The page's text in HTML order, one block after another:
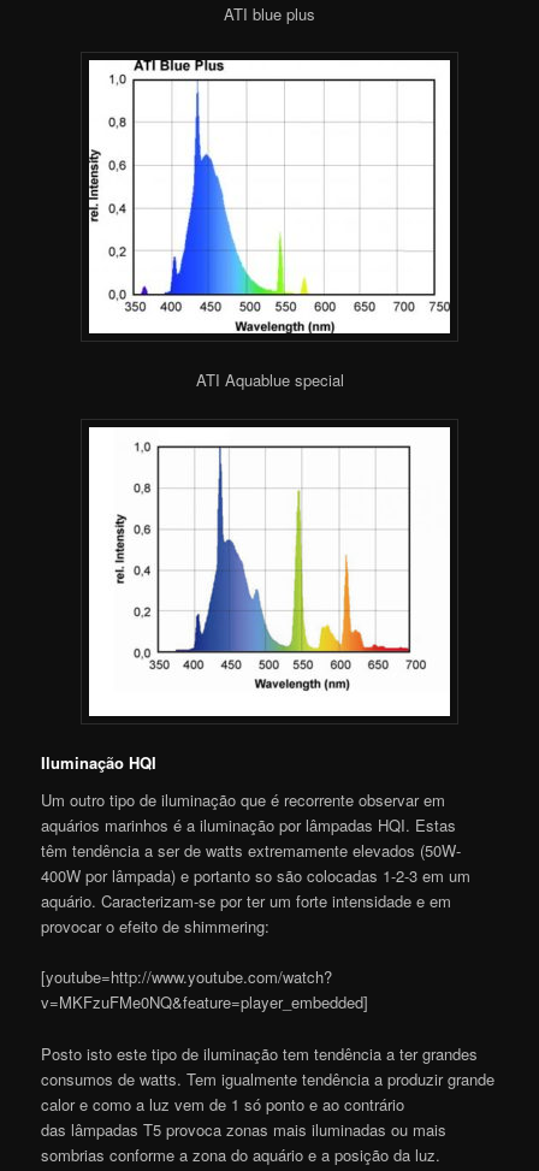
ATI blue plus
ATI Aquablue special
Iluminação HQI
Um outro tipo de iluminação que é recorrente observar em
aquários marinhos é a iluminação por lâmpadas HQI. Estas
têm tendência a ser de watts extremamente elevados (50W-
400W por lâmpada) e portanto so são colocadas 1-2-3 em um
aquário. Caracterizam-se por ter um forte intensidade e em
provocar o efeito de shimmering:
[youtube=http://www.youtube.com/watch?
v=MKFzuFMe0NQ&feature=player_embedded]
Posto isto este tipo de iluminação tem tendência a ter grandes
consumos de watts. Tem igualmente tendência a produzir grande
calor e como a luz vem de 1 só ponto e ao contrário
das lâmpadas T5 provoca zonas mais iluminadas ou mais
sombrias conforme a zona do aquário e a posição da luz.